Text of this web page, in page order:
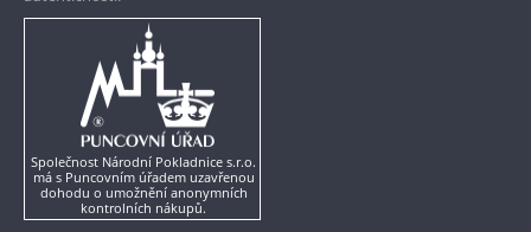
Společnost Národní Pokladnice s.r.o.
má s Puncovním úřadem uzavřenou
dohodu o umožnění anonymních
kontrolních nákupů.